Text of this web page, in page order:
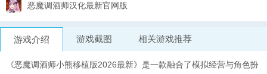
恶魔调酒师汉化最新官网版
游戏介绍 游戏截图 相关游戏推荐
《恶魔调酒师小熊移植版2026最新》是一款融合了模拟经营与角色扮